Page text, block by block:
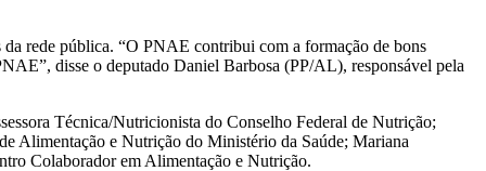
rede pública. “O PNAE contribui com a formação de bons
disse o deputado Daniel Barbosa (PP/AL), responsável pela
Técnica/Nutricionista do Conselho Federal de Nutrição;
Alimentação e Nutrição do Ministério da Saúde; Mariana
Colaborador em Alimentação e Nutrição.